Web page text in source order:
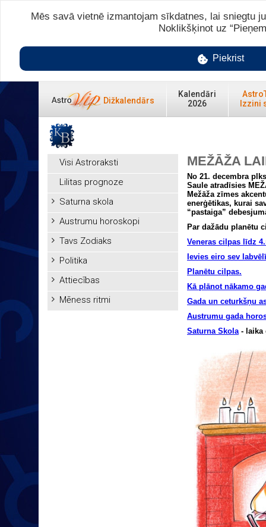
Dižkalendārs
Kalendāri
2026
Izzini
Visi Astroraksti
Lilitas prognoze
Saturna skola
Austrumu horoskopi
Tavs Zodiaks
Politika
Attiecības
Mēness ritmi
MEŽĀŽA
No 21. decembra
Saule atradīsies
Mežāža zīmes
enerģētikas, kurai
“pastaiga”
Par dažādu planētu
Veneras cilpas līdz
Ievies eiro sev
Planētu cilpas.
Kā plānot nākamo
Gada un ceturkšņu
Austrumu gada
Saturna Skola- laika
Mēs savā vietnē izmantojam sīkdatnes, lai sniegtu
Noklikšķinot uz
Piekrist